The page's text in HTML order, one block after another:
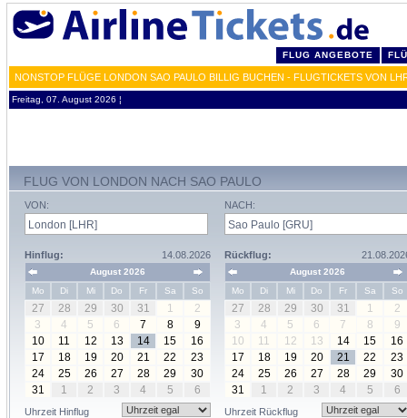
FLUG ANGEBOTE
NONSTOP FLÜGE LONDON SAO PAULO BILLIG BUCHEN - FLUGTICKETS VON
Freitag, 07. August 2026 ¦
FLUG VON LONDON NACH SAO PAULO
VON:
Hinflug: 14.08.2026
August 2026
Mo
Di Mi Do Fr Sa So
27 28 29 30 31 1
2
3
4 5 6 7 8
9
10
11 12 13 14 15
16
17
18 19 20 21 22
23
24
25 26 27 28 29
30
31
1 2 3 4 5 6
Uhrzeit Hinflug
NACH:
Rückflug:
August 2026
Mo
Di Mi Do Fr Sa So
27 28 29 30 31 1
2
3
4 5 6 7 8
9
10
11 12 13 14 15
16
17
18 19 20 21 22
23
24
25 26 27 28 29
30
31
1 2 3 4 5 6
Uhrzeit Rückflug